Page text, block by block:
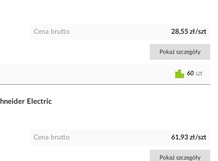
Cena brutto 28,55 zł/szt
Pokaż szczegóły
60 szt
Electric
Cena brutto 61,93 zł/szt
Pokaż szczegóły